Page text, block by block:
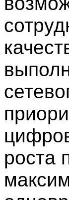
роста